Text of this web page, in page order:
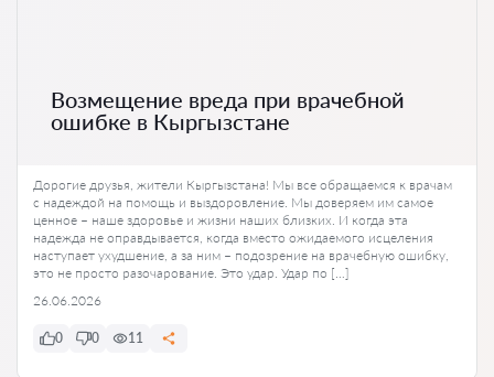
Возмещение вреда при врачебной
ошибке в Кыргызстане
Дорогие друзья, жители Кыргызстана! Мы все обращаемся к врачам
с надеждой на помощь и выздоровление. Мы доверяем им самое
ценное – наше здоровье и жизни наших близких. И когда эта
надежда не оправдывается, когда вместо ожидаемого исцеления
наступает ухудшение, а за ним – подозрение на врачебную ошибку,
это не просто разочарование. Это удар. Удар по […]
26.06.2026
0 0 11